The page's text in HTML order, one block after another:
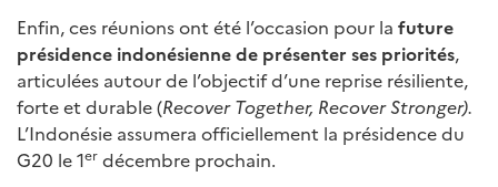
Enfin, ces réunions ont été l’occasion pour la future
présidence indonésienne de présenter ses priorités,
articulées autour de l’objectif d’une reprise résiliente,
forte et durable (Recover Together, Recover Stronger).
L’Indonésie assumera officiellement la présidence du
G20 le 1er décembre prochain.